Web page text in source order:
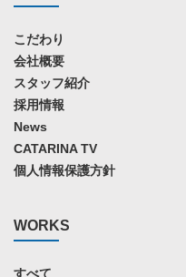
こだわり
会社概要
スタッフ紹介
採用情報
News
CATARINA TV
個人情報保護方針
WORKS
すべて